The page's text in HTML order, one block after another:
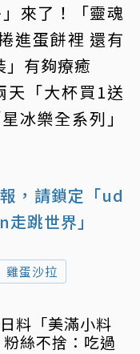
來了！「靈魂
進蛋餅裡 還有
」有夠療癒
天「大杯買1送
冰樂全系列」
，請鎖定「ud
跳世界」
雞蛋沙拉
料「美滿小料
絲不捨：吃過